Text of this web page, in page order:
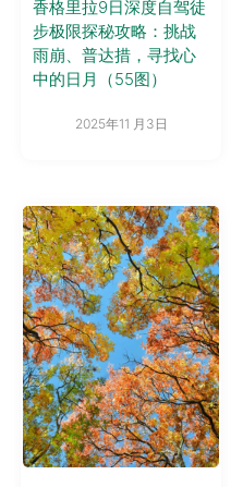
香格里拉9日深度自驾徒
步极限探秘攻略：挑战
雨崩、普达措，寻找心
中的日月（55图）
2025年11 月3日